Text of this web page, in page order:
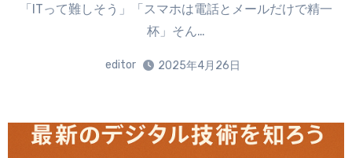
「ITって難しそう」「スマホは電話とメールだけで精一
杯」そん…
editor 2025年4月26日